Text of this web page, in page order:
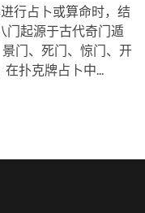
行占卜或算命时，结
门起源于古代奇门遁
门、死门、惊门、开
扑克牌占卜中...